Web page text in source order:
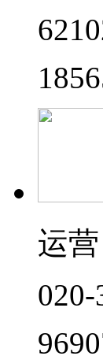
运
020-